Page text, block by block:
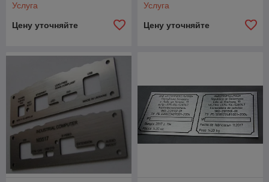
Услуга
Цену уточняйте
Услуга
Цену уточняйте